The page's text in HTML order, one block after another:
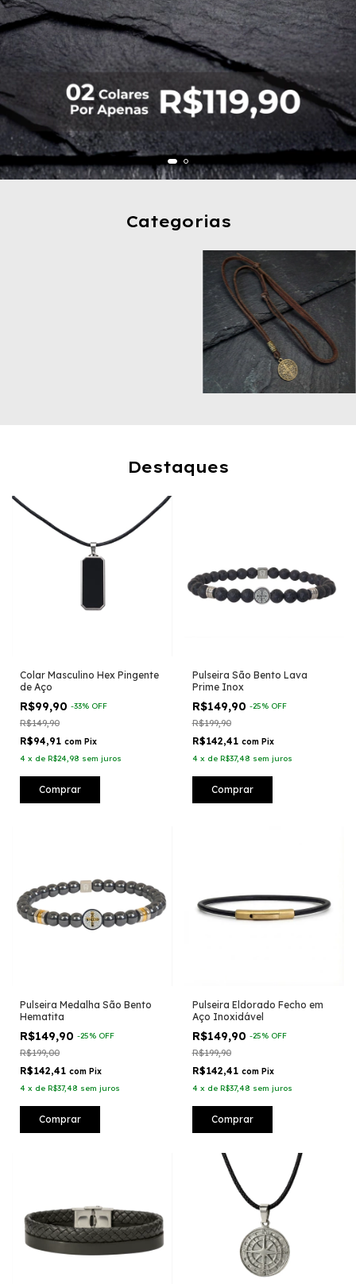
Categorias
Destaques
Colar Masculino Hex Pingente
de Aço
R$99,90 -33% OFF
R$149,90
R$94,91 com Pix
4 x de R$24,98 sem juros
Pulseira São Bento Lava
Prime Inox
R$149,90 -25% OFF
R$199,90
R$142,41 com Pix
4 x de R$37,48 sem juros
Comprar
Pulseira Medalha São Bento
Hematita
R$149,90 -25% OFF
R$199,00
R$142,41 com Pix
4 x de R$37,48 sem juros
Comprar
Pulseira Eldorado Fecho em
Aço Inoxidável
R$149,90 -25% OFF
R$199,90
R$142,41 com Pix
4 x de R$37,48 sem juros
Comprar